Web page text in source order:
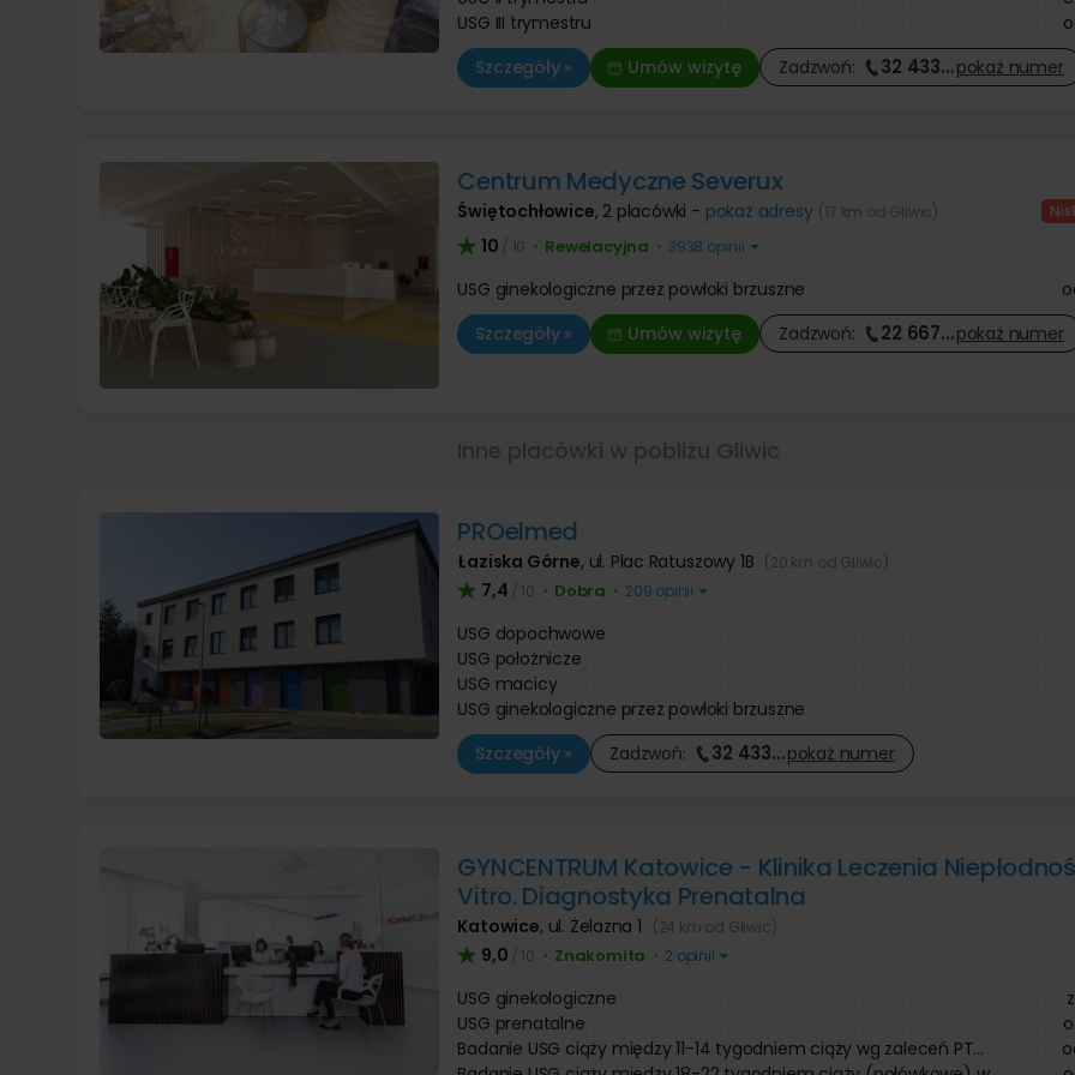
USG III trymestru
Szczegóły »
Umów wizytę Zadzwoń: 32 433…pokaż numer
Centrum Medyczne Severux
Świętochłowice, 2 placówki - pokaż adresy (17 km od Gliwic)
10 / 10 • Rewelacyjna • 3938 opinii
USG ginekologiczne przez powłoki brzuszne
Szczegóły »
Umów wizytę Zadzwoń: 22 667…pokaż numer
PROelmed
Łaziska Górne, ul. Plac Ratuszowy 1B (20 km od Gliwic)
7,4 / 10 • Dobra • 209 opinii
USG dopochwowe
USG położnicze
USG macicy
USG ginekologiczne przez powłoki brzuszne
Szczegóły »
Zadzwoń: 32 433…pokaż numer
GYNCENTRUM Katowice - Klinika Leczenia
Vitro. Diagnostyka Prenatalna
Katowice, ul. Żelazna 1 (24 km od Gliwic)
9,0 / 10 • Znakomita • 2 opinii
USG ginekologiczne
USG prenatalne
Badanie USG ciąży między 11-14 tygodniem ciąży wg zaleceń PT...